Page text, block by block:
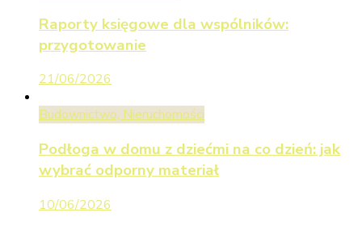
Raporty księgowe dla wspólników:
przygotowanie
21/06/2026
Budownictwo, Nieruchomości
Podłoga w domu z dziećmi na co dzień: jak
wybrać odporny materiał
10/06/2026